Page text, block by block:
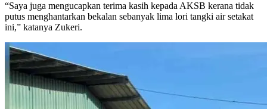
“Saya juga mengucapkan terima kasih kepada AKSB kerana tidak
putus menghantarkan bekalan sebanyak lima lori tangki air setakat
ini,” katanya Zukeri.